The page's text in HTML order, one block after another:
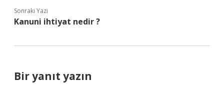
Sonraki Yazı
Kanuni ihtiyat nedir ?
Bir yanıt yazın